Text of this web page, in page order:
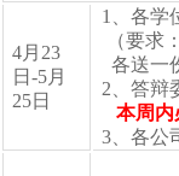
4月23
日-5月
25日
1、各学
（要求
各送一
2、答辩
本周内
3、各公